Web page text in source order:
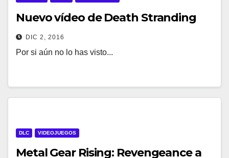
Nuevo vídeo de Death Stranding
DIC 2, 2016
Por si aún no lo has visto...
DLC VIDEOJUEGOS
Metal Gear Rising: Revengeance a